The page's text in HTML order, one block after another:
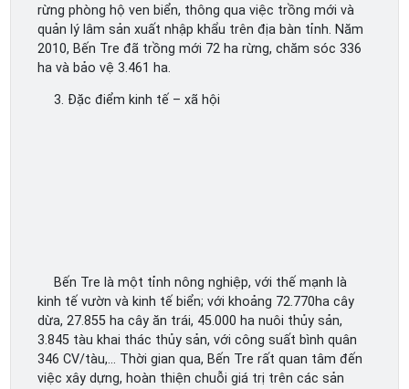
rừng phòng hộ ven biển, thông qua việc trồng mới và
quản lý lâm sản xuất nhập khẩu trên địa bàn tỉnh. Năm
2010, Bến Tre đã trồng mới 72 ha rừng, chăm sóc 336
ha và bảo vệ 3.461 ha.
3. Đặc điểm kinh tế – xã hội
Bến Tre là một tỉnh nông nghiệp, với thế mạnh là
kinh tế vườn và kinh tế biển; với khoảng 72.770ha cây
dừa, 27.855 ha cây ăn trái, 45.000 ha nuôi thủy sản,
3.845 tàu khai thác thủy sản, với công suất bình quân
346 CV/tàu,… Thời gian qua, Bến Tre rất quan tâm đến
việc xây dựng, hoàn thiện chuỗi giá trị trên các sản